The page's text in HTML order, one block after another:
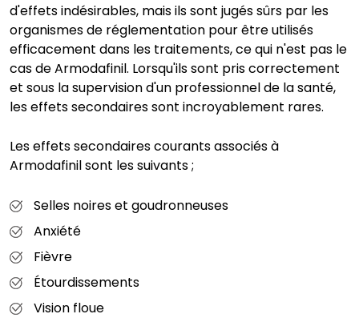
d'effets indésirables, mais ils sont jugés sûrs par les
organismes de réglementation pour être utilisés
efficacement dans les traitements, ce qui n'est pas le
cas de Armodafinil. Lorsqu'ils sont pris correctement
et sous la supervision d'un professionnel de la santé,
les effets secondaires sont incroyablement rares.
Les effets secondaires courants associés à
Armodafinil sont les suivants ;
Selles noires et goudronneuses
Anxiété
Fièvre
Étourdissements
Vision floue